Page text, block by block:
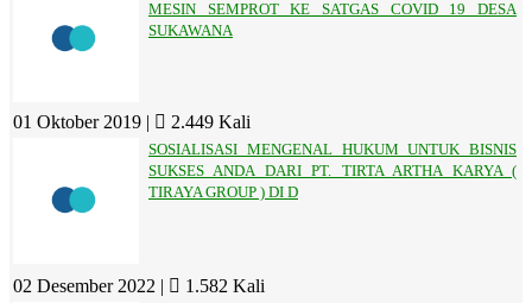
MESIN SEMPROT KE SATGAS COVID 19 DESA
SUKAWANA
01 Oktober 2019 | 2.449 Kali
SOSIALISASI MENGENAL HUKUM UNTUK BISNIS
SUKSES ANDA DARI PT. TIRTA ARTHA KARYA (
TIRAYA GROUP ) DI D
02 Desember 2022 | 1.582 Kali